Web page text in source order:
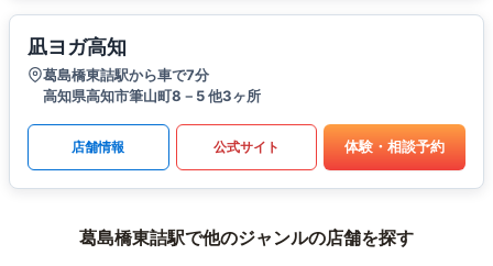
凪ヨガ高知
葛島橋東詰駅から車で7分
高知県高知市筆山町8－5 他3ヶ所
店舗情報 公式サイト 体験・相談予約
葛島橋東詰駅で他のジャンルの店舗を探す